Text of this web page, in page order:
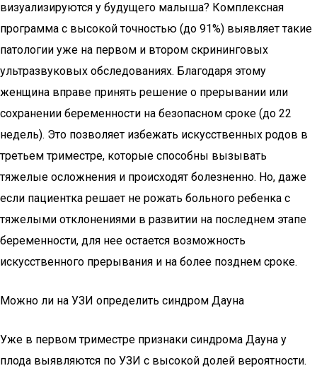
визуализируются у будущего малыша? Комплексная
программа с высокой точностью (до 91%) выявляет такие
патологии уже на первом и втором скрининговых
ультразвуковых обследованиях. Благодаря этому
женщина вправе принять решение о прерывании или
сохранении беременности на безопасном сроке (до 22
недель). Это позволяет избежать искусственных родов в
третьем триместре, которые способны вызывать
тяжелые осложнения и происходят болезненно. Но, даже
если пациентка решает не рожать больного ребенка с
тяжелыми отклонениями в развитии на последнем этапе
беременности, для нее остается возможность
искусственного прерывания и на более позднем сроке.
Можно ли на УЗИ определить синдром Дауна
Уже в первом триместре признаки синдрома Дауна у
плода выявляются по УЗИ с высокой долей вероятности.